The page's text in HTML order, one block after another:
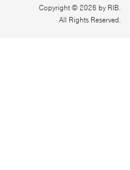
Copyright © 2026 by RIB.
All Rights Reserved.